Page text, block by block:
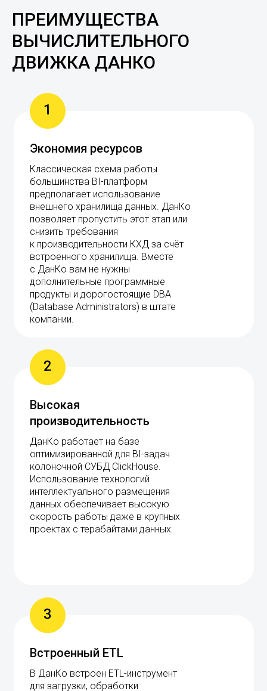
ПРЕИМУЩЕСТВА
ВЫЧИСЛИТЕЛЬНОГО
ДВИЖКА ДАНКО
Экономия ресурсов
Высокая
производительность
Классическая схема работы
большинства BI-платформ
предполагает использование
внешнего хранилища данных. ДанКо
позволяет пропустить этот этап или
снизить требования
к производительности КХД за счёт
встроенного хранилища. Вместе
с ДанКо вам не нужны
дополнительные программные
продукты и дорогостоящие DBA
(Database Administrators) в штате
компании.
1
2
ДанКо работает на базе
оптимизированной для BI-задач
колоночной СУБД ClickHouse.
Использование технологий
интеллектуального размещения
данных обеспечивает высокую
скорость работы даже в крупных
проектах с терабайтами данных.
Встроенный ETL
В ДанКо встроен ETL-инструмент
для загрузки, обработки
3